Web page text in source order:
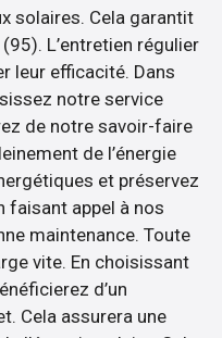
solaires. Cela garantit
L’entretien régulier
leur efficacité. Dans
notre service
de notre savoir-faire
de l’énergie
et préservez
faisant appel à nos
maintenance. Toute
vite. En choisissant
d’un
Cela assurera une